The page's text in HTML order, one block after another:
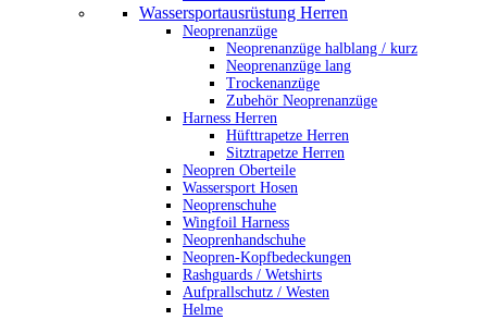
Wassersportausrüstung Herren
Neoprenanzüge
Neoprenanzüge halblang / kurz
Neoprenanzüge lang
Trockenanzüge
Zubehör Neoprenanzüge
Harness Herren
Hüfttrapetze Herren
Sitztrapetze Herren
Neopren Oberteile
Wassersport Hosen
Neoprenschuhe
Wingfoil Harness
Neoprenhandschuhe
Neopren-Kopfbedeckungen
Rashguards / Wetshirts
Aufprallschutz / Westen
Helme